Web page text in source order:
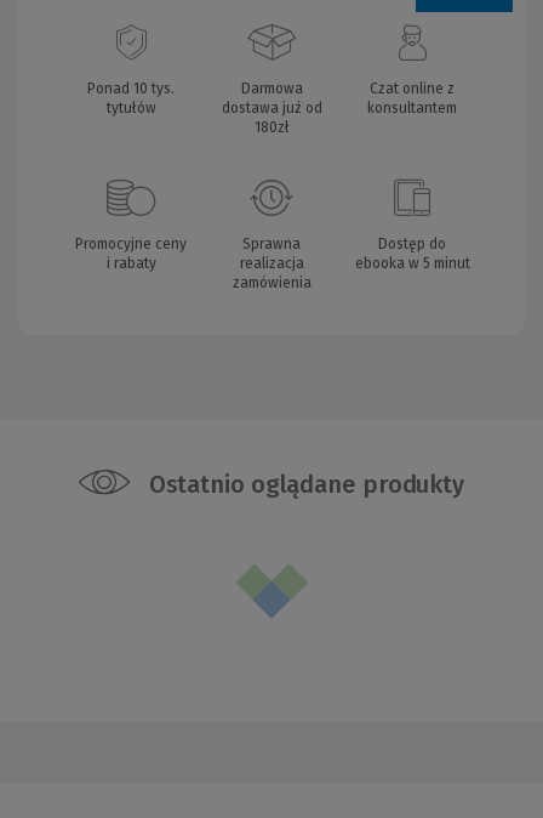
Ponad 10 tys.
tytułów
Darmowa
dostawa już od
180zł
Czat online z
konsultantem
Promocyjne ceny
i rabaty
Sprawna
realizacja
zamówienia
Dostęp do
ebooka w 5 minut
Ostatnio oglądane produkty